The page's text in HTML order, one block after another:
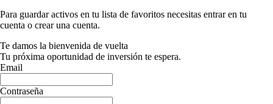
Para guardar activos en tu lista de favoritos necesitas entrar en tu
cuenta o crear una cuenta.
Te damos la bienvenida de vuelta
Tu próxima oportunidad de inversión te espera.
Email
Contraseña